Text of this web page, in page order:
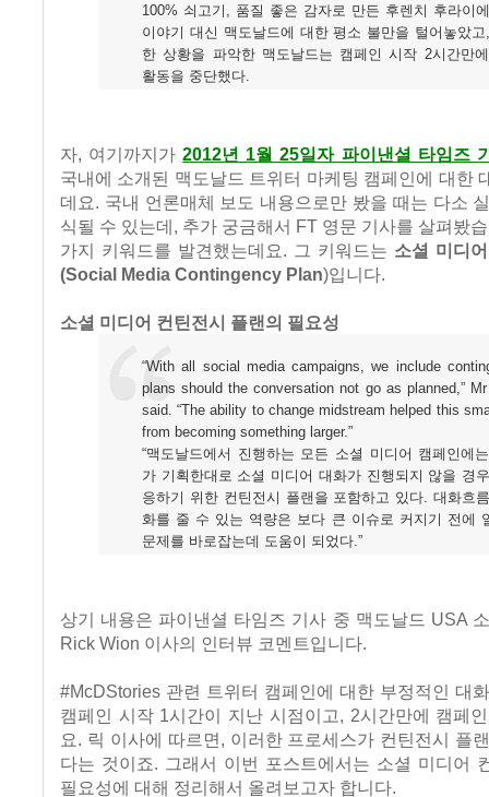
100% 쇠고기, 품질 좋은 감자로 만든 후렌치 후라이
이야기 대신 맥도날드에 대한 평소 불만을 털어놓았
한 상황을 파악한 맥도날드는 캠페인 시작 2시간만
활동을 중단했다.
자, 여기까지가2012년 1월 25일자 파이낸셜 타임즈
국내에 소개된 맥도날드 트위터 마케팅 캠페인에 대한
데요. 국내 언론매체 보도 내용으로만 봤을 때는 다소
식될 수 있는데, 추가 궁금해서 FT 영문 기사를 살펴봤
가지 키워드를 발견했는데요. 그 키워드는 소셜 미디
(Social Media Contingency Plan)입니다.
소셜 미디어 컨틴전시 플랜의 필요성
“With all social media campaigns, we include
plans should the conversation not go as planned,”
said. “The ability to change midstream helped this
from becoming something larger.”
“맥도날드에서 진행하는 모든 소셜 미디어 캠페인에
가 기획한대로 소셜 미디어 대화가 진행되지 않을 경
응하기 위한 컨틴전시 플랜을 포함하고 있다. 대화흐
화를 줄 수 있는 역량은 보다 큰 이슈로 커지기 전에
문제를 바로잡는데 도움이 되었다.”
상기 내용은 파이낸셜 타임즈 기사 중 맥도날드 USA
Rick Wion 이사의 인터뷰 코멘트입니다.
#McDStories 관련 트위터 캠페인에 대한 부정적인 대
캠페인 시작 1시간이 지난 시점이고, 2시간만에 캠페
요. 릭 이사에 따르면, 이러한 프로세스가 컨틴전시 플
다는 것이죠. 그래서 이번 포스트에서는 소셜 미디어
필요성에 대해 정리해서 올려보고자 합니다.